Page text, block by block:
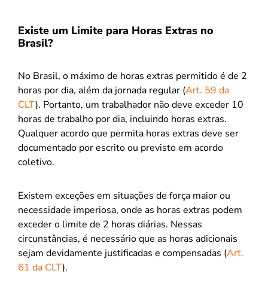
Existe um Limite para Horas Extras no
Brasil?
No Brasil, o máximo de horas extras permitido é de 2
horas por dia, além da jornada regular (Art. 59 da
CLT). Portanto, um trabalhador não deve exceder 10
horas de trabalho por dia, incluindo horas extras.
Qualquer acordo que permita horas extras deve ser
documentado por escrito ou previsto em acordo
coletivo.
Existem exceções em situações de força maior ou
necessidade imperiosa, onde as horas extras podem
exceder o limite de 2 horas diárias. Nessas
circunstâncias, é necessário que as horas adicionais
sejam devidamente justificadas e compensadas (Art.
61 da CLT).